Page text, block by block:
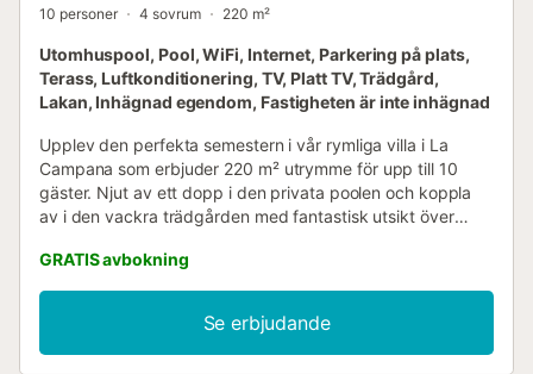
10 personer 4 sovrum 220 m²
Utomhuspool, Pool, WiFi, Internet, Parkering på plats,
Terass, Luftkonditionering, TV, Platt TV, Trädgård,
Lakan, Inhägnad egendom, Fastigheten är inte inhägnad
Upplev den perfekta semestern i vår rymliga villa i La
Campana som erbjuder 220 m² utrymme för upp till 10
gäster. Njut av ett dopp i den privata poolen och koppla
av i den vackra trädgården med fantastisk utsikt över
oförglömliga minnen. • Privat pool året runt • Utsikt över
bergen • 4 bekväma sovrum Utomhus : Villan har en rymlig
trädgård med en fantastisk utsikt över bergen, perfekt för
solbad. Njut av mysiga kvällar vid grillen på terrassen,
utrustad med utemöbler för utomhusmatning. Den privata
GRATIS avbokning
Se erbjudande